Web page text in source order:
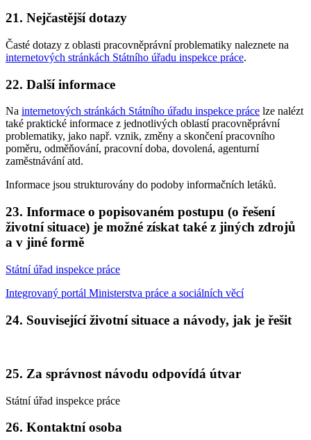
21. Nejčastější dotazy
Časté dotazy z oblasti pracovněprávní problematiky naleznete na
internetových stránkách Státního úřadu inspekce práce.
22. Další informace
Na internetových stránkách Státního úřadu inspekce práce lze nalézt
také praktické informace z jednotlivých oblastí pracovněprávní
problematiky, jako např. vznik, změny a skončení pracovního
poměru, odměňování, pracovní doba, dovolená, agenturní
zaměstnávání atd.
Informace jsou strukturovány do podoby informačních letáků.
23. Informace o popisovaném postupu (o řešení
životní situace) je možné získat také z jiných zdrojů
a v jiné formě
Státní úřad inspekce práce
Integrovaný portál Ministerstva práce a sociálních věcí
24. Související životní situace a návody, jak je řešit
25. Za správnost návodu odpovídá útvar
Státní úřad inspekce práce
26. Kontaktní osoba